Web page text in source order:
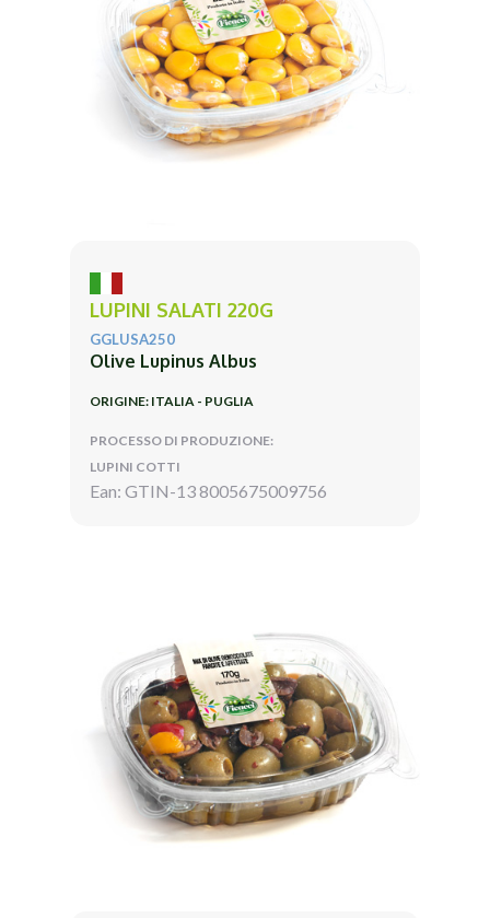
LUPINI SALATI 220G
GGLUSA250
Olive Lupinus Albus
ORIGINE: ITALIA - PUGLIA
PROCESSO DI PRODUZIONE:
LUPINI COTTI
Ean: GTIN-13 8005675009756